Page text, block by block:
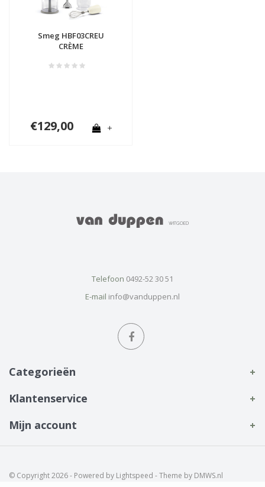
Smeg HBF03CREU
CRÈME
€129,00 +
Telefoon 0492-52 30 51
E-mail info@vanduppen.nl
Categorieën
Klantenservice
Mijn account
© Copyright 2026 - Powered by Lightspeed - Theme by DMWS.nl